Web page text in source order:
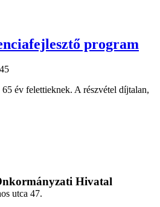
program
év felettieknek. A részvétel díjtalan,
Hivatal
utca 47.